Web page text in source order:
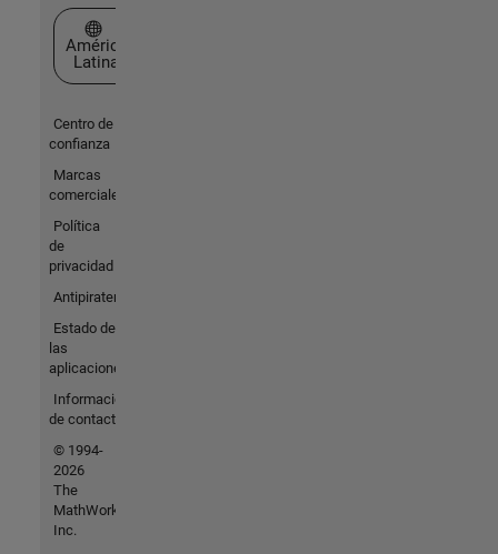
Seleccione un país/idioma
América
Latina
Centro de
confianza
Marcas
comerciales
Política
de
privacidad
Antipiratería
Estado de
las
aplicaciones
Información
de contacto
© 1994-
2026
The
MathWorks,
Inc.